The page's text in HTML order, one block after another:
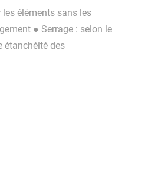
éléments sans les
● Serrage : selon le
étanchéité des